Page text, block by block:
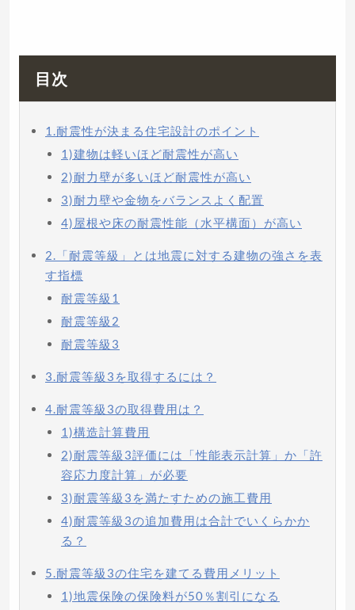
目次
1.耐震性が決まる住宅設計のポイント
1)建物は軽いほど耐震性が高い
2)耐力壁が多いほど耐震性が高い
3)耐力壁や金物をバランスよく配置
4)屋根や床の耐震性能（水平構面）が高い
2.「耐震等級」とは地震に対する建物の強さを表
す指標
耐震等級1
耐震等級2
耐震等級3
3.耐震等級3を取得するには？
4.耐震等級3の取得費用は？
1)構造計算費用
2)耐震等級3評価には「性能表示計算」か「許
容応力度計算」が必要
3)耐震等級3を満たすための施工費用
4)耐震等級3の追加費用は合計でいくらかか
る？
5.耐震等級3の住宅を建てる費用メリット
1)地震保険の保険料が50％割引になる